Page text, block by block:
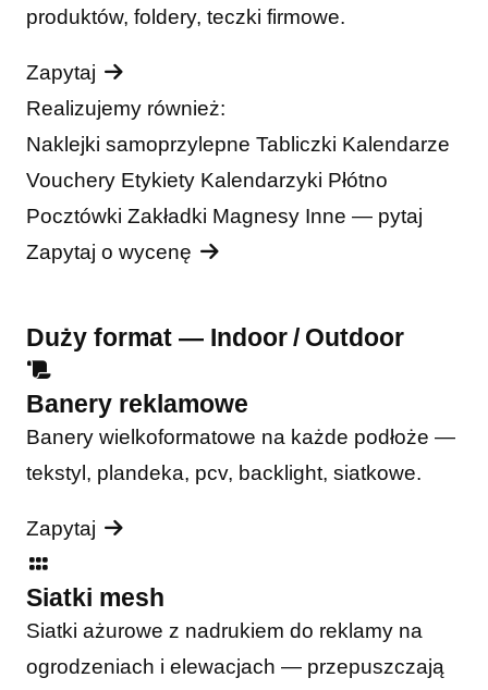
produktów, foldery, teczki firmowe.
Zapytaj
Realizujemy również:
Naklejki samoprzylepne Tabliczki Kalendarze
Vouchery Etykiety Kalendarzyki Płótno
Pocztówki Zakładki Magnesy Inne — pytaj
Zapytaj o wycenę
Duży format — Indoor / Outdoor
Banery reklamowe
Banery wielkoformatowe na każde podłoże —
tekstyl, plandeka, pcv, backlight, siatkowe.
Zapytaj
Siatki mesh
Siatki ażurowe z nadrukiem do reklamy na
ogrodzeniach i elewacjach — przepuszczają